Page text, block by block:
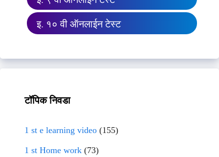
इ. १० वी ऑनलाईन टेस्ट
टॉपिक निवडा
1 st e learning video (155)
1 st Home work (73)